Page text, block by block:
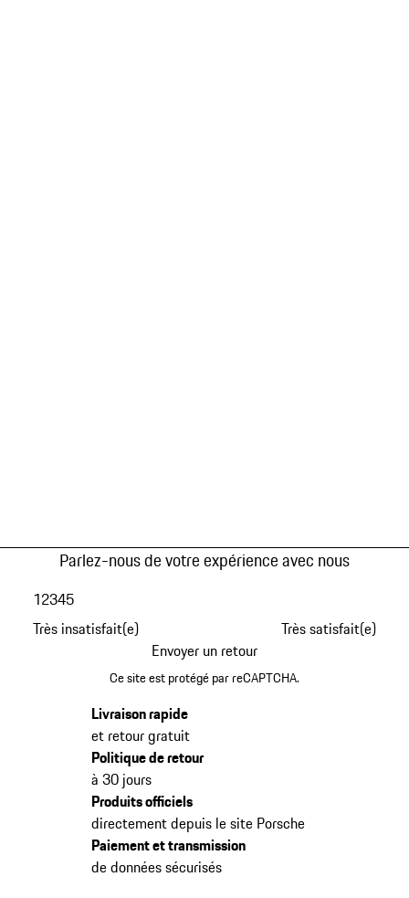
Parlez-nous de votre expérience avec nous
Très insatisfait(e)
12345
Très satisfait(e)
Envoyer un retour
Ce site est protégé par reCAPTCHA.
Livraison rapide
et retour gratuit
Politique de retour
à 30 jours
Produits officiels
directement depuis le site Porsche
Paiement et transmission
de données sécurisés